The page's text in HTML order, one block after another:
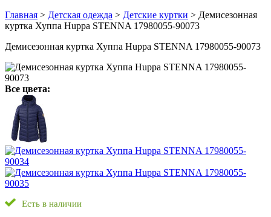
Главная > Детская одежда > Детские куртки > Демисезонная
куртка Хуппа Huppa STENNA 17980055-90073
Демисезонная куртка Хуппа Huppa STENNA 17980055-90073
Все цвета:
Есть в наличии